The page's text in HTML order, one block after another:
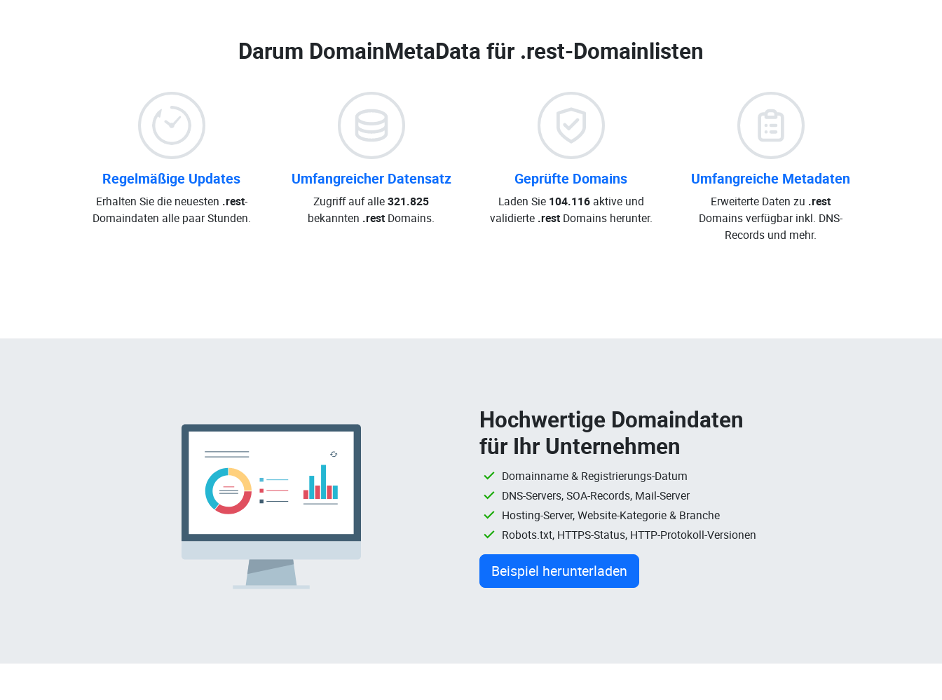
Darum DomainMetaData für .rest-Domainlisten
Regelmäßige Updates
Erhalten Sie die neuesten .rest-
Domaindaten alle paar Stunden.
Umfangreicher Datensatz
Zugriff auf alle321.825
bekannten .rest Domains.
Geprüfte Domains
Laden Sie 104.116aktive und
validierte .restDomains herunter.
Umfangreiche Metadaten
Erweiterte Daten zu .rest
Domains verfügbar inkl. DNS-
Records und mehr.
Hochwertige Domaindaten
für Ihr Unternehmen
Domainname & Registrierungs-Datum
DNS-Servers, SOA-Records, Mail-Server
Hosting-Server, Website-Kategorie & Branche
Robots.txt, HTTPS-Status, HTTP-Protokoll-Versionen
Beispiel herunterladen